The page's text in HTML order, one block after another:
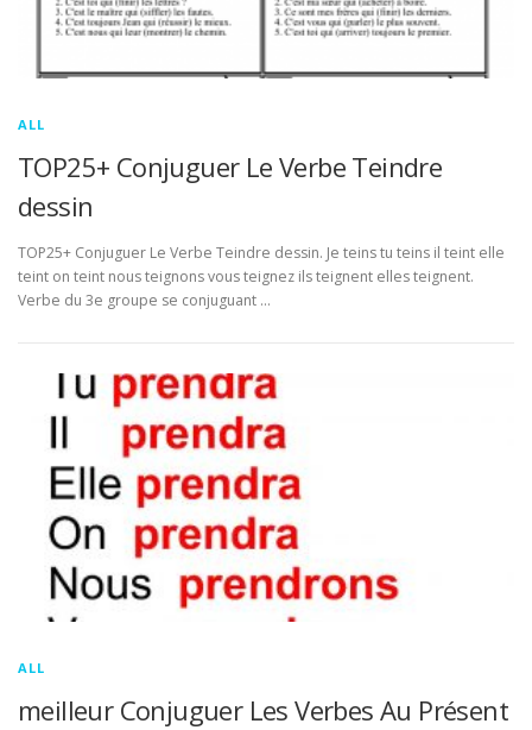
ALL
TOP25+ Conjuguer Le Verbe Teindre
dessin
TOP25+ Conjuguer Le Verbe Teindre dessin. Je teins tu teins il teint elle
teint on teint nous teignons vous teignez ils teignent elles teignent.
Verbe du 3e groupe se conjuguant …
ALL
meilleur Conjuguer Les Verbes Au Présent